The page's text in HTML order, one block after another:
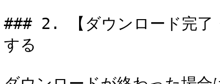
### 2. 【ダウンロード完了
する